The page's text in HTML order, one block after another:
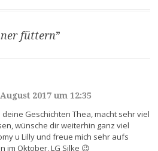
füttern”
2017 um 12:35
deine Geschichten Thea, macht sehr viel
wünsche dir weiterhin ganz viel
u Lilly und freue mich sehr aufs
im Oktober, LG Silke 😉